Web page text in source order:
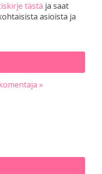
tästä ja saat
asioista ja
»